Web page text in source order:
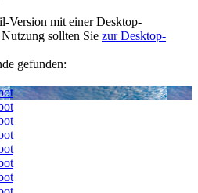
Version mit einer Desktop-
sollten Sie zur Desktop-
gefunden: